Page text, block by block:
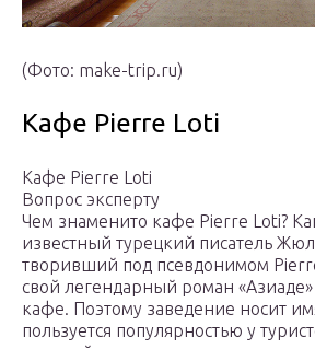
(Фото: make-trip.ru)
Кафе Pierre Loti
Кафе Pierre Loti
Вопрос эксперту
Чем знаменито кафе Pierre Loti?
известный турецкий писатель
творивший под псевдонимом
свой легендарный роман
кафе. Поэтому заведение носит
пользуется популярностью у